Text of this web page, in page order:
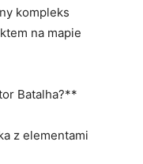
kompleks
na mapie
Batalha?**
z elementami